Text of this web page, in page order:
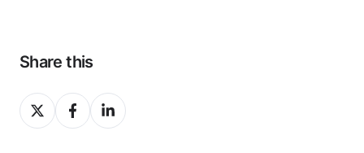
Share this
Share
on
Share
on
Share
on